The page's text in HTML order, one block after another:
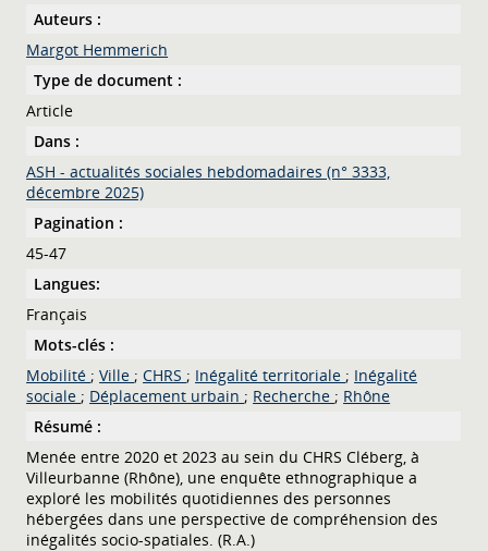
Auteurs :
Margot Hemmerich
Type de document :
Article
Dans :
ASH - actualités sociales hebdomadaires (n° 3333,
décembre 2025)
Pagination :
45-47
Langues:
Français
Mots-clés :
Mobilité ; Ville ; CHRS ; Inégalité territoriale ; Inégalité
sociale ; Déplacement urbain ; Recherche ; Rhône
Résumé :
Menée entre 2020 et 2023 au sein du CHRS Cléberg, à
Villeurbanne (Rhône), une enquête ethnographique a
exploré les mobilités quotidiennes des personnes
hébergées dans une perspective de compréhension des
inégalités socio-spatiales. (R.A.)